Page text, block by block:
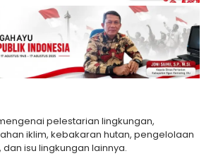
pelestarian lingkungan,
iklim, kebakaran hutan, pengelolaan
isu lingkungan lainnya.